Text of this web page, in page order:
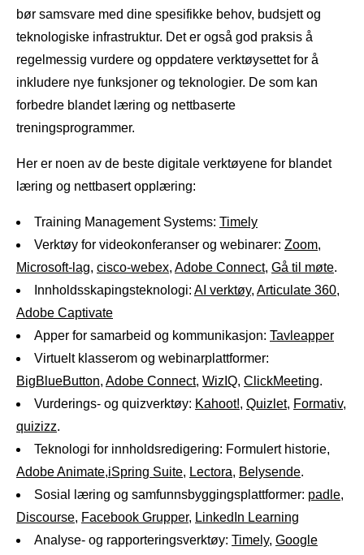
bør samsvare med dine spesifikke behov, budsjett og
teknologiske infrastruktur. Det er også god praksis å
regelmessig vurdere og oppdatere verktøysettet for å
inkludere nye funksjoner og teknologier. De som kan
forbedre blandet læring og nettbaserte
treningsprogrammer.
Her er noen av de beste digitale verktøyene for blandet
læring og nettbasert opplæring:
Training Management Systems: Timely
Verktøy for videokonferanser og webinarer: Zoom,
Microsoft-lag, cisco-webex, Adobe Connect, Gå til møte.
Innholdsskapingsteknologi: AI verktøy, Articulate 360,
Adobe Captivate
Apper for samarbeid og kommunikasjon: Tavleapper
Virtuelt klasserom og webinarplattformer:
BigBlueButton, Adobe Connect, WizIQ, ClickMeeting.
Vurderings- og quizverktøy: Kahoot!, Quizlet, Formativ,
quizizz.
Teknologi for innholdsredigering: Formulert historie,
Adobe Animate,iSpring Suite, Lectora, Belysende.
Sosial læring og samfunnsbyggingsplattformer: padle,
Discourse, Facebook Grupper, LinkedIn Learning
Analyse- og rapporteringsverktøy: Timely, Google